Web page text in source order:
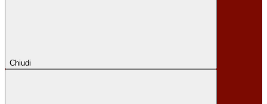
Chiudi